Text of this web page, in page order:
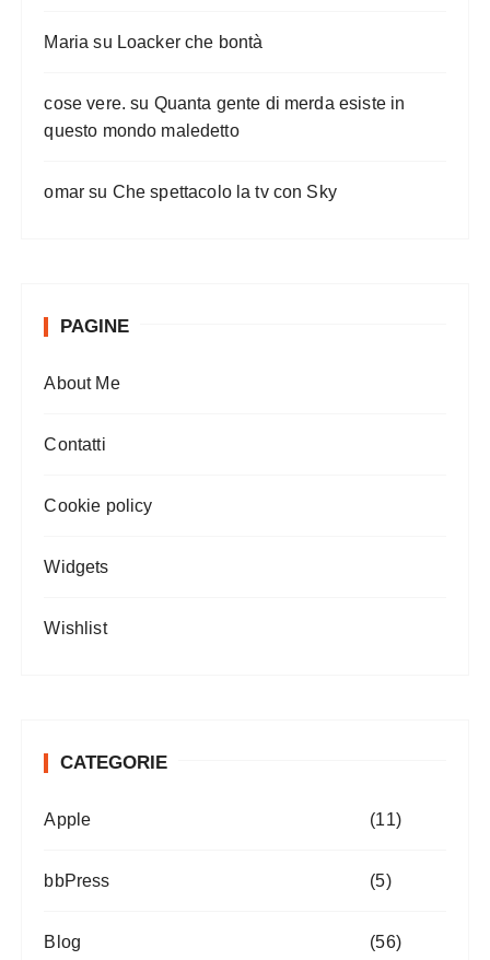
Maria su Loacker che bontà
cose vere. su Quanta gente di merda esiste in
questo mondo maledetto
omar su Che spettacolo la tv con Sky
PAGINE
About Me
Contatti
Cookie policy
Widgets
Wishlist
CATEGORIE
Apple (11)
bbPress (5)
Blog (56)